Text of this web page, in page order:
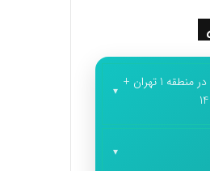
بهترین کلینیک های زیبایی در منطقه 1 تهران +